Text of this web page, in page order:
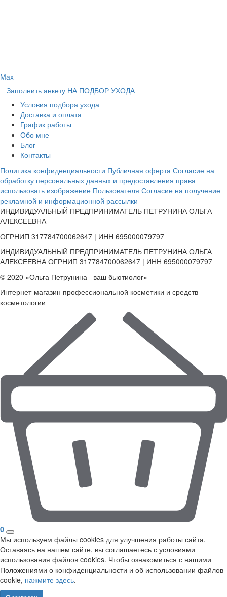
Max
Заполнить анкету НА ПОДБОР УХОДА
Условия подбора ухода
Доставка и оплата
График работы
Обо мне
Блог
Контакты
Политика конфиденциальности Публичная оферта Согласие на
обработку персональных данных и предоставления права
использовать изображение Пользователя Согласие на получение
рекламной и информационной рассылки
ИНДИВИДУАЛЬНЫЙ ПРЕДПРИНИМАТЕЛЬ ПЕТРУНИНА ОЛЬГА
АЛЕКСЕЕВНА
ОГРНИП 317784700062647 | ИНН 695000079797
ИНДИВИДУАЛЬНЫЙ ПРЕДПРИНИМАТЕЛЬ ПЕТРУНИНА ОЛЬГА
АЛЕКСЕЕВНА ОГРНИП 317784700062647 | ИНН 695000079797
© 2020 «Ольга Петрунина –ваш бьютиолог»
Интернет-магазин профессиональной косметики и средств
косметологии
0
Мы используем файлы cookies для улучшения работы сайта.
Оставаясь на нашем сайте, вы соглашаетесь с условиями
использования файлов cookies. Чтобы ознакомиться с нашими
Положениями о конфиденциальности и об использовании файлов
cookie, нажмите здесь.